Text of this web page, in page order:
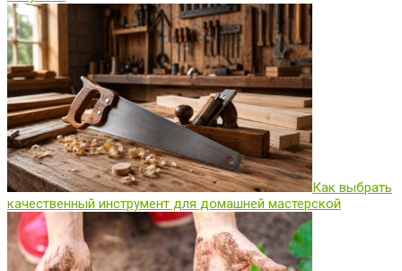
Как выбрать
качественный инструмент для домашней мастерской